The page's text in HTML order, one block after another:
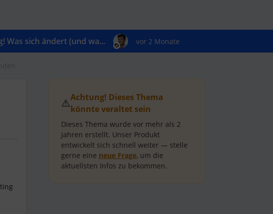
Was sich ändert (und wa... vor 2 Monate
⚠️Achtung! Dieses Thema
könnte veraltet sein
Dieses Thema wurde vor mehr als 2
Jahren erstellt. Unser Produkt
entwickelt sich schnell weiter — stelle
gerne eine neue Frage, um die
aktuellsten Infos zu bekommen.